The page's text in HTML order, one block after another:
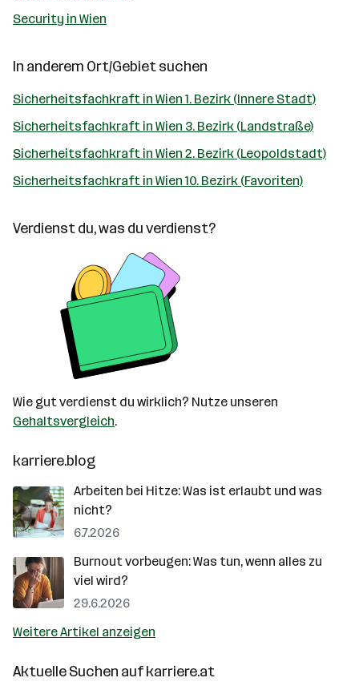
Security in Wien
In anderem Ort/Gebiet suchen
Sicherheitsfachkraft in Wien 1. Bezirk (Innere Stadt)
Sicherheitsfachkraft in Wien 3. Bezirk (Landstraße)
Sicherheitsfachkraft in Wien 2. Bezirk (Leopoldstadt)
Sicherheitsfachkraft in Wien 10. Bezirk (Favoriten)
Verdienst du, was du verdienst?
Wie gut verdienst du wirklich? Nutze unseren
Gehaltsvergleich.
karriere.blog
Arbeiten bei Hitze: Was ist erlaubt und was
nicht?
6.7.2026
Burnout vorbeugen: Was tun, wenn alles zu
viel wird?
29.6.2026
Weitere Artikel anzeigen
Aktuelle Suchen aufkarriere.at